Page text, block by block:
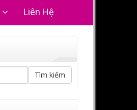
Liên Hệ
Tìm kiếm